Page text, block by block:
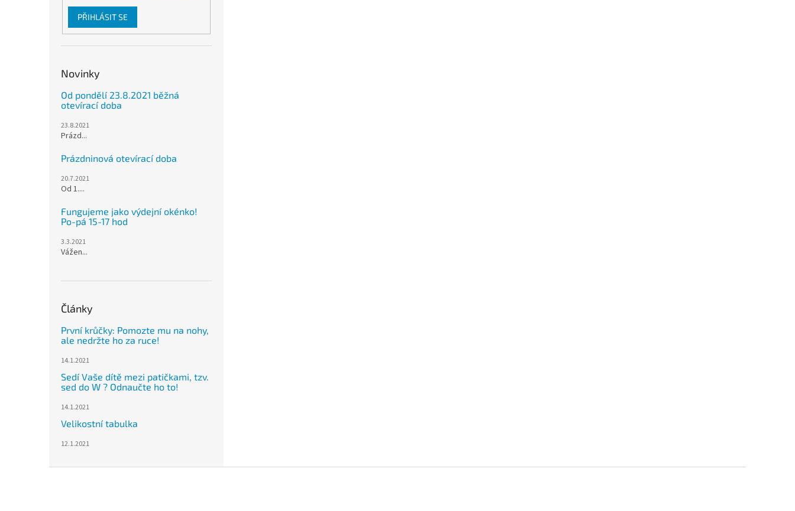
PŘIHLÁSIT SE
Novinky
Od pondělí 23.8.2021 běžná
otevírací doba
23.8.2021
Prázd...
Prázdninová otevírací doba
20.7.2021
Od 1....
Fungujeme jako výdejní okénko!
Po-pá 15-17 hod
3.3.2021
Vážen...
Články
První krůčky: Pomozte mu na nohy,
ale nedržte ho za ruce!
14.1.2021
Sedí Vaše dítě mezi patičkami, tzv.
sed do W ? Odnaučte ho to!
14.1.2021
Velikostní tabulka
12.1.2021